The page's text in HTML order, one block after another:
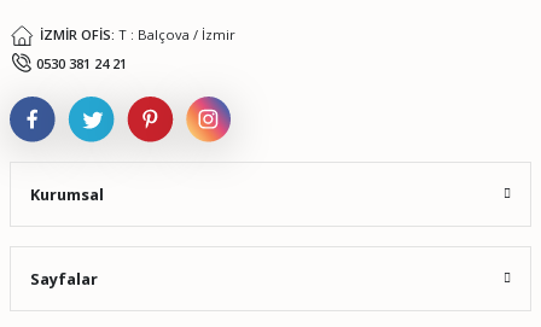
İZMİR OFİS: T : Balçova / İzmir
0530 381 24 21
Kurumsal
Sayfalar